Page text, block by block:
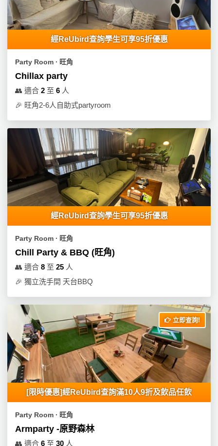
經ReUbird查詢學生可享95折優惠
Party Room ∙ 旺角
Chillax party
👥 適合 2 至 6 人
🎉 旺角2-6人自助式partyroom
經ReUbird查詢學生可享95折優惠
Party Room ∙ 旺角
Chill Party & BBQ (旺角)
👥 適合 8 至 25 人
🎉 獨立洗手間 天台BBQ
立即查詢!
[限時優惠]經ReUbird查詢滿10人9折及飲品任飲
Party Room ∙ 旺角
Armparty -原野森林
👥 適合 6 至 30 人